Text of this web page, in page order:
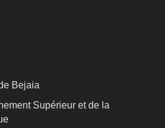
Bejaia
Supérieur et de la